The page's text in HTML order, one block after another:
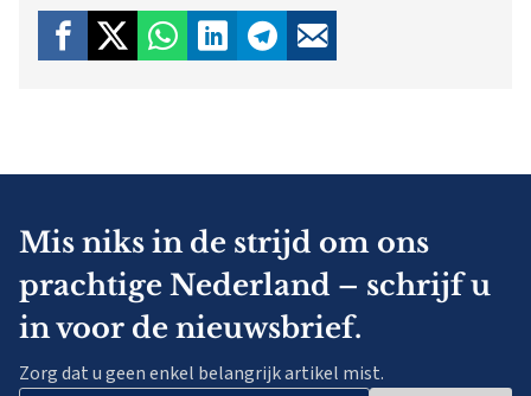
Mis niks in de strijd om ons
prachtige Nederland – schrijf u
in voor de nieuwsbrief.
Zorg dat u geen enkel belangrijk artikel mist.